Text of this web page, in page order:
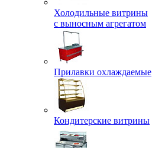
Холодильные витрины
с выносным агрегатом
Прилавки охлаждаемые
Кондитерские витрины